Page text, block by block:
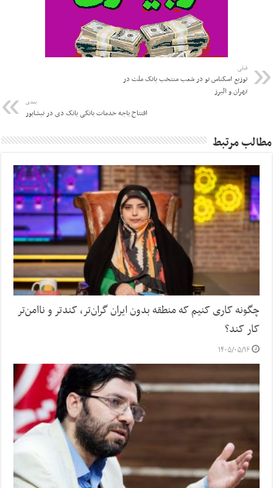
قبلی
توزیع اسکناس نو در شعب منتخب بانک ملت در
تهران و البرز
بعدی
افتتاح باجه خدمات بانکی بانک دی در نیشابور
مطالب مرتبط
چگونه کاری کنیم که منطقه بدون ایران گران‌تر، کندتر و ناامن‌تر
کار کند؟
۱۴۰۵/۰۵/۱۶